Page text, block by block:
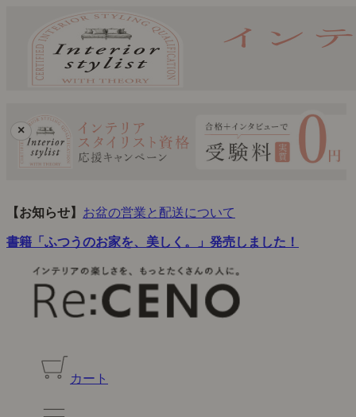
×
【お知らせ】 お盆の営業と配送について
書籍「ふつうのお家を、美しく。」発売しました！
カート